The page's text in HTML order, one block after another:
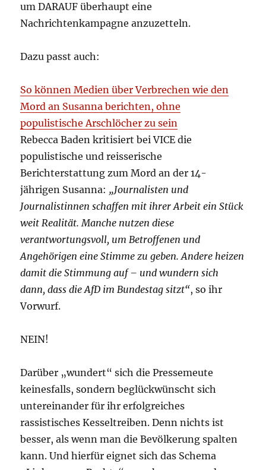
um DARAUF überhaupt eine
Nachrichtenkampagne anzuzetteln.
Dazu passt auch:
So können Medien über Verbrechen wie den
Mord an Susanna berichten, ohne
populistische Arschlöcher zu sein
Rebecca Baden kritisiert bei VICE die
populistische und reisserische
Berichterstattung zum Mord an der 14-
jährigen Susanna: „Journalisten und
Journalistinnen schaffen mit ihrer Arbeit ein Stück
weit Realität. Manche nutzen diese
verantwortungsvoll, um Betroffenen und
Angehörigen eine Stimme zu geben. Andere heizen
damit die Stimmung auf – und wundern sich
dann, dass die AfD im Bundestag sitzt“, so ihr
Vorwurf.
NEIN!
Darüber „wundert“ sich die Pressemeute
keinesfalls, sondern beglückwünscht sich
untereinander für ihr erfolgreiches
rassistisches Kesseltreiben. Denn nichts ist
besser, als wenn man die Bevölkerung spalten
kann. Und hierfür eignet sich das Schema